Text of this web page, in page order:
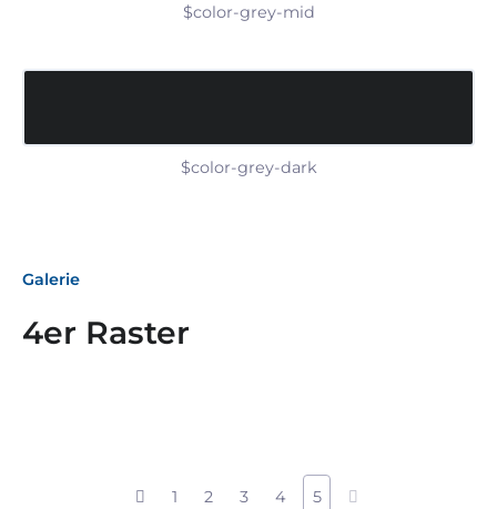
$color-grey-mid
$color-grey-dark
Galerie
4er Raster
1 2 3 4 5